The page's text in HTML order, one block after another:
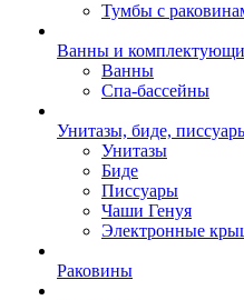
Тумбы с
Ванны и
Ванны
Спа-бассейны
Унитазы, биде,
Унитазы
Биде
Писсуары
Чаши Генуя
Электронные
Раковины